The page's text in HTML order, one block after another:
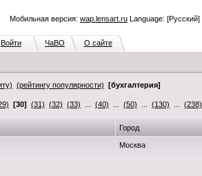
Мобильная версия: wap.lensart.ru Language: [Русский]
Войти ЧаВО О сайте
(рейтингу популярности) [бухгалтерия]
[30] (31) (32) (33) (40) (50) (130) (238)
Город
Москва